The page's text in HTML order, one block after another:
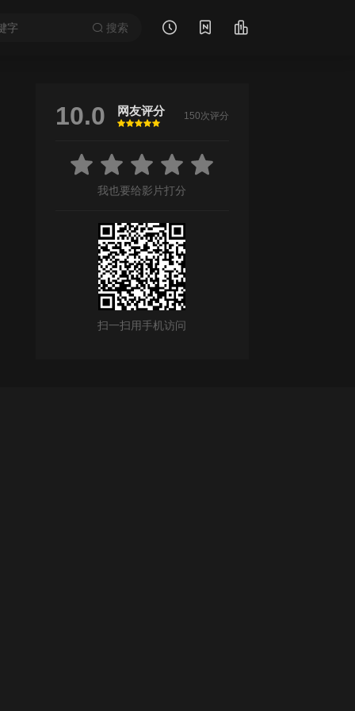
搜索
10.0 网友评分
很差
较差还行推荐力荐
150次评分
我也要给影片打分
扫一扫用手机访问